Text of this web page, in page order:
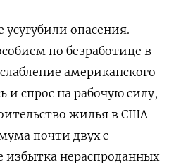
опасения.
по безработице в
американского
и спрос на рабочую силу,
жилья в США
почти двух с
нераспроданных